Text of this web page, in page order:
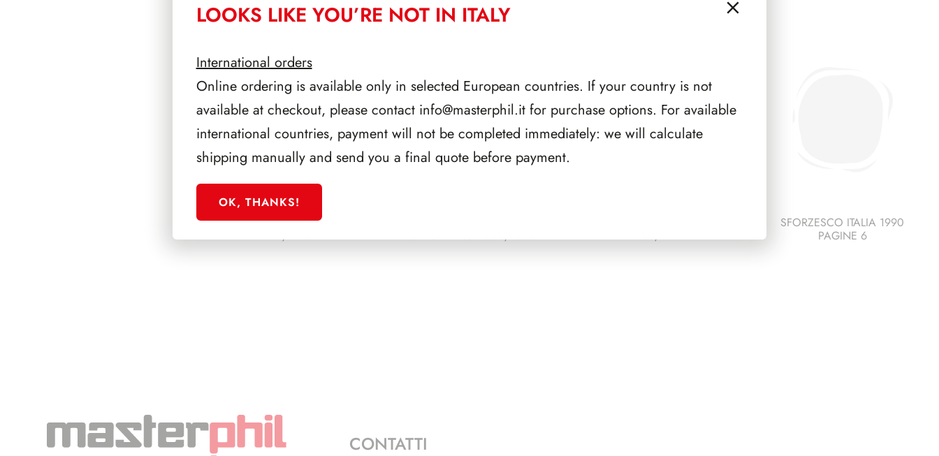
PRODOTTI CORRELATI
PRESIDENZA LEONE
1972/1978
NAPOLITANO 2006/2013
1965/1971
SFORZESCO ITALIA 1990
PAGINE 6
CONTATTI
LOOKS LIKE YOU’RE NOT IN ITALY
International orders
Online ordering is available only in selected European countries. If your country is not
available at checkout, please contact info@masterphil.itfor purchase options. For available
international countries, payment will not be completed immediately: we will calculate
shipping manually and send you a final quote before payment.
OK, THANKS!